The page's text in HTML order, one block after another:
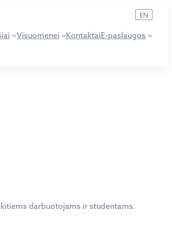
Visuomenei KontaktaiE-paslaugos
EN
darbuotojams ir studentams.